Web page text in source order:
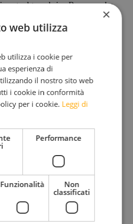
steckt auch im Baugewerbe.
überwunden haben werden –
unserer Abgeordneten
ihren überwältigenden Ideen
Kinder gesorgt haben –
erweitern, um größere
können.
all unser Kapital ja mit ins
was übrig bleiben.
hast, um diesen Text
an Hunger gestorben.
26. Februar 2009
×
web utilizza
utilizza i cookie per
esperienza di
il nostro sito web
i cookie in conformità
per i cookie. Leggi di
Performance
Funzionalità
Non
classificati